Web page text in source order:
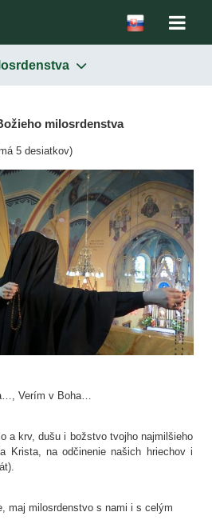
milosrdenstva
milosrdenstvu
milosrdenstva
5 desiatkov)
Verím v Boha…
a krv, dušu i božstvo tvojho najmilšieho
Krista, na odčinenie našich hriechov i
maj milosrdenstvo s nami i s celým